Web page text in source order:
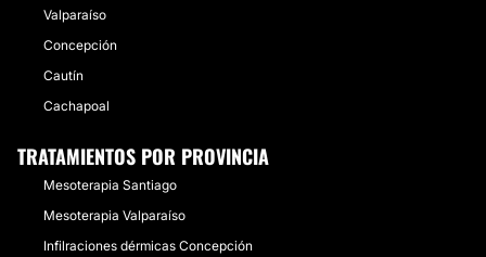
Valparaíso
Concepción
Cautín
Cachapoal
TRATAMIENTOS POR PROVINCIA
Mesoterapia Santiago
Mesoterapia Valparaíso
Infilraciones dérmicas Concepción